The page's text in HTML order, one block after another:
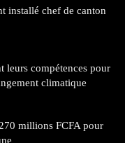
installé chef de canton
leurs compétences pour
climatique
millions FCFA pour